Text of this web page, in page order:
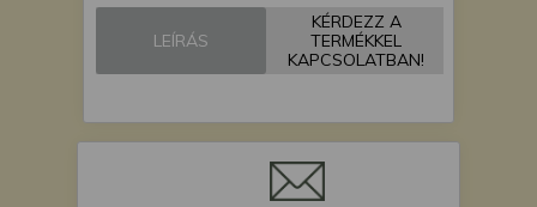
LEÍRÁS
KÉRDEZZ A
TERMÉKKEL
KAPCSOLATBAN!